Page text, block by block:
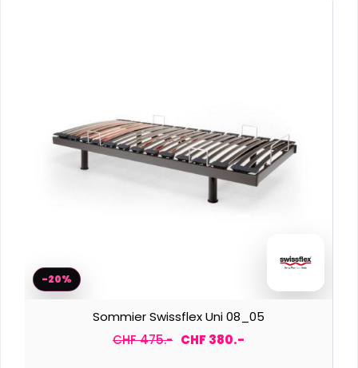
-20%
Sommier Swissflex Uni 08_05
CHF 475.- CHF 380.-